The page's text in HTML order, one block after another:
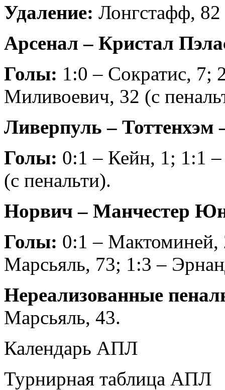
Удаление: Лонгстафф, 82
Арсенал – Кристал
Голы: 1:0 – Сократис, 7;
Миливоевич, 32 (с
Ливерпуль – Тоттенхэм
Голы: 0:1 – Кейн, 1; 1:1
(с пенальти).
Норвич – Манчестер
Голы: 0:1 –
Марсьяль, 73; 1:3 –
Нереализованные
Марсьяль, 43.
Календарь АПЛ
Турнирная таблица АПЛ